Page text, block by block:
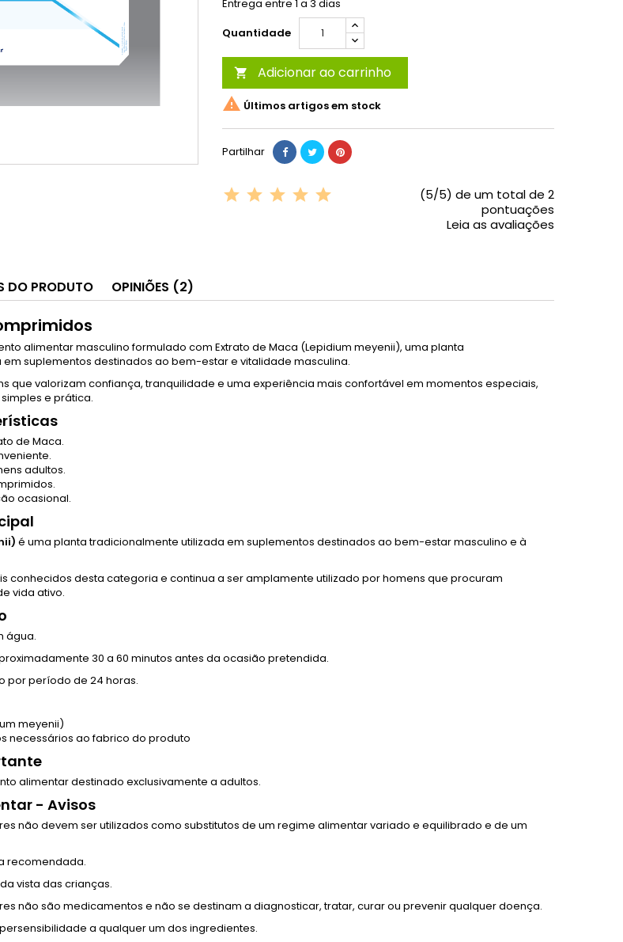
Entrega entre 1 a 3 dias
Quantidade
 Adicionar ao carrinho
 Últimos artigos em stock
Partilhar
(5/5) de um total de 2
pontuações
Leia as avaliações
DO PRODUTO OPINIÕES (2)
alimentar masculino formulado com Extrato de Maca (Lepidium meyenii), uma planta
suplementos destinados ao bem-estar e vitalidade masculina.
que valorizam confiança, tranquilidade e uma experiência mais confortável em momentos especiais,
e prática.
de Maca.
adultos.
ocasional.
é uma planta tradicionalmente utilizada em suplementos destinados ao bem-estar masculino e à
conhecidos desta categoria e continua a ser amplamente utilizado por homens que procuram
vida ativo.
água.
30 a 60 minutos antes da ocasião pretendida.
por período de 24 horas.
meyenii)
necessários ao fabrico do produto
alimentar destinado exclusivamente a adultos.
- Avisos
não devem ser utilizados como substitutos de um regime alimentar variado e equilibrado e de um
recomendada.
vista das crianças.
não são medicamentos e não se destinam a diagnosticar, tratar, curar ou prevenir qualquer doença.
a qualquer um dos ingredientes.